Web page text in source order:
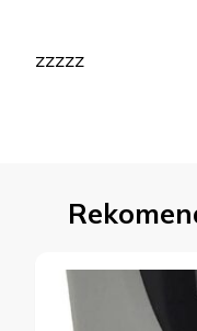
zzzzz